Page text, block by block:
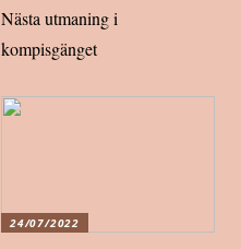
Nästa utmaning i
kompisgänget
24/07/2022